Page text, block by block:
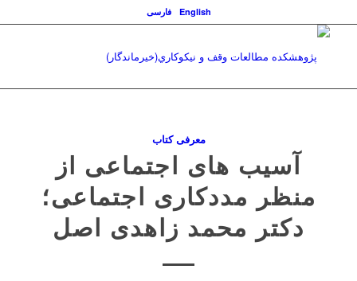
English فارسی
معرفی کتاب
آسیب های اجتماعی از
منظر مددکاری اجتماعی؛
دکتر محمد زاهدی اصل